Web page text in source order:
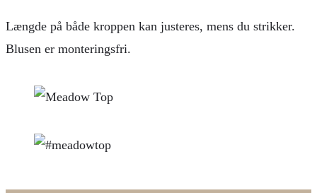
Længde på både kroppen kan justeres, mens du strikker.
Blusen er monteringsfri.